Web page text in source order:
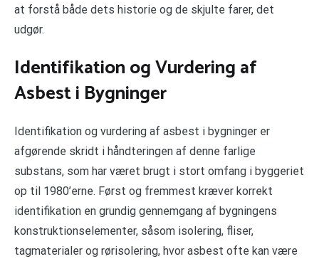
at forstå både dets historie og de skjulte farer, det
udgør.
Identifikation og Vurdering af
Asbest i Bygninger
Identifikation og vurdering af asbest i bygninger er
afgørende skridt i håndteringen af denne farlige
substans, som har været brugt i stort omfang i byggeriet
op til 1980’erne. Først og fremmest kræver korrekt
identifikation en grundig gennemgang af bygningens
konstruktionselementer, såsom isolering, fliser,
tagmaterialer og rørisolering, hvor asbest ofte kan være